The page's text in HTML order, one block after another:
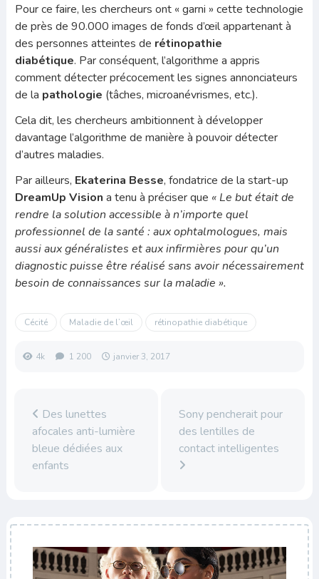
Pour ce faire, les chercheurs ont « garni » cette technologie
de près de 90.000 images de fonds d’œil appartenant à
des personnes atteintes de rétinopathie
diabétique. Par conséquent, l’algorithme a appris
comment détecter précocement les signes annonciateurs
de la pathologie (tâches, microanévrismes, etc.).
Cela dit, les chercheurs ambitionnent à développer
davantage l’algorithme de manière à pouvoir détecter
d’autres maladies.
Par ailleurs, Ekaterina Besse, fondatrice de la start-up
DreamUp Vision a tenu à préciser que « Le but était de
rendre la solution accessible à n’importe quel
professionnel de la santé : aux ophtalmologues, mais
aussi aux généralistes et aux infirmières pour qu’un
diagnostic puisse être réalisé sans avoir nécessairement
besoin de connaissances sur la maladie ».
Cécité Maladie de l’œil rétinopathie diabétique
4k 1 200 janvier 3, 2017
Des lunettes
afocales anti-lumière
bleue dédiées aux
enfants
Sony pencherait pour
des lentilles de
contact intelligentes